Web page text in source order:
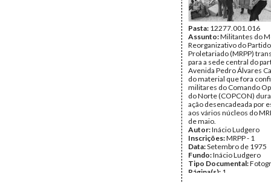
Pasta: 12277.001.016
Assunto:Militantes do
Reorganizativo do
Proletariado (MRPP)
para a sede central do
Avenida Pedro Álvares
do material que fora
militares do Comando
do Norte (COPCON)
ação desencadeada por
aos vários núcleos do
de maio.
Autor:Inácio Ludgero
Inscrições:MRPP - 1
Data:Setembro de 1975
Fundo:Inácio Ludgero
Tipo Documental:
Página(s): 1